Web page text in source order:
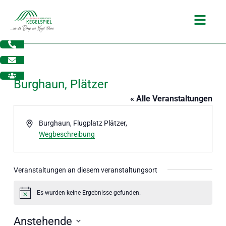
Inhalt
springen
Main
Burghaun, Plätzer
« Alle Veranstaltungen
AdresseBurghaun, Flugplatz Plätzer,
Wegbeschreibung
Veranstaltungen an diesem veranstaltungsort
HinweisEs wurden keine Ergebnisse gefunden.
Anstehende